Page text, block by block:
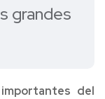
grandes
del